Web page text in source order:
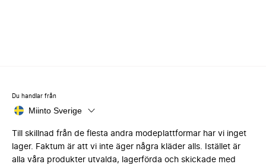
Du handlar från
Miinto Sverige
Till skillnad från de flesta andra modeplattformar har vi inget
lager. Faktum är att vi inte äger några kläder alls. Istället är
alla våra produkter utvalda, lagerförda och skickade med